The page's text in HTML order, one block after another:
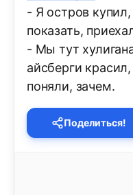
- Я остров
показать,
- Мы тут
айсберги
поняли, зачем.
Поделиться!